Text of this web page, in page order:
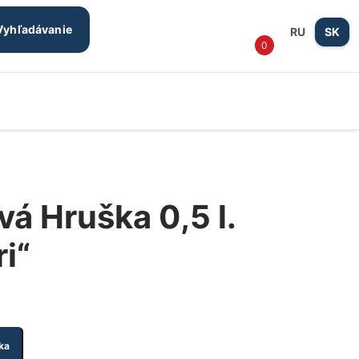
košík
0
RU SK
Hruška 0,5 l.